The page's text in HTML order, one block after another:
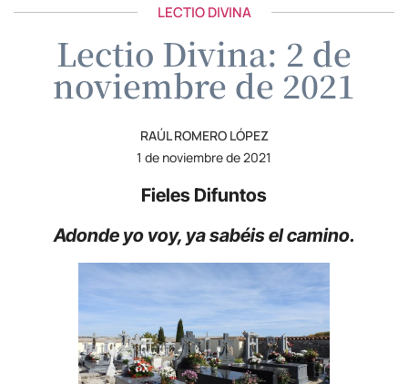
LECTIO DIVINA
Lectio Divina: 2 de
noviembre de 2021
RAÚL ROMERO LÓPEZ
1 de noviembre de 2021
Fieles Difuntos
Adonde yo voy, ya sabéis el camino.